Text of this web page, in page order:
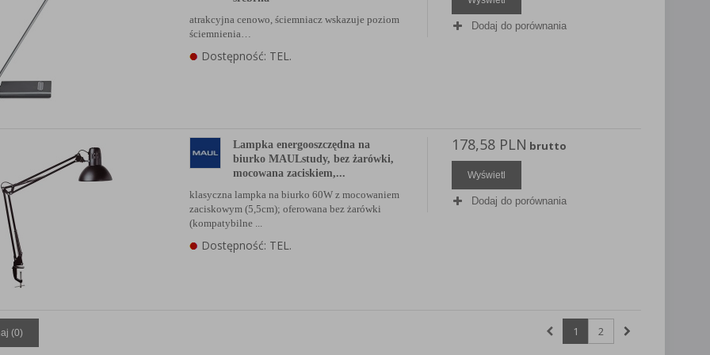
atrakcyjna cenowo, ściemniacz wskazuje poziom
ściemnienia…
Dostępność: TEL.
Dodaj do porównania
Lampka energooszczędna na
biurko MAULstudy, bez żarówki,
mocowana zaciskiem,...
klasyczna lampka na biurko 60W z mocowaniem
zaciskowym (5,5cm); oferowana bez żarówki
(kompatybilne ...
Dostępność: TEL.
178,58 PLN brutto
Wyświetl
Dodaj do porównania
(0) 1 2